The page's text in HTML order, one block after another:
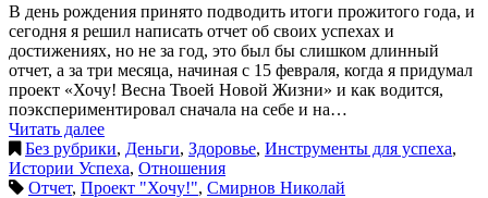
В день рождения принято подводить итоги прожитого года, и
сегодня я решил написать отчет об своих успехах и
достижениях, но не за год, это был бы слишком длинный
отчет, а за три месяца, начиная с 15 февраля, когда я придумал
проект «Хочу! Весна Твоей Новой Жизни» и как водится,
поэкспериментировал сначала на себе и на…
Читать далее
Без рубрики, Деньги, Здоровье, Инструменты для успеха,
Истории Успеха, Отношения
Отчет, Проект "Хочу!", Смирнов Николай